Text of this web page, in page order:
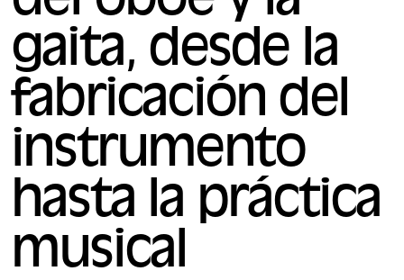
gaita, desde la
fabricación del
instrumento
hasta la práctica
musical